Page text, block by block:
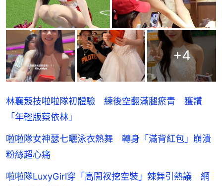
+4
林襄競技啦啦隊初體驗 練後空翻滿腿瘀青 獲讚
「年輕版蔡依林」
啦啦隊女神瑟七曬泳衣熱舞 轉身「滿背紅包」崩潰
粉絲超心痛
啦啦隊LuxyGirl穿「高開衩挖空裝」辣舞引熱議 網